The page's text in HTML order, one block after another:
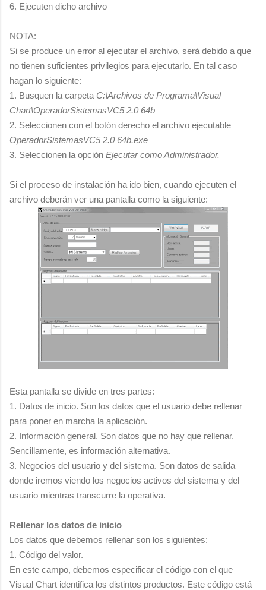
6. Ejecuten dicho archivo
NOTA:
Si se produce un error al ejecutar el archivo, será debido a que
no tienen suficientes privilegios para ejecutarlo. En tal caso
hagan lo siguiente:
1. Busquen la carpeta C:\Archivos de Programa\Visual
Chart\OperadorSistemasVC5 2.0 64b
2. Seleccionen con el botón derecho el archivo ejecutable
OperadorSistemasVC5 2.0 64b.exe
3. Seleccionen la opción Ejecutar como Administrador.
Si el proceso de instalación ha ido bien, cuando ejecuten el
archivo deberán ver una pantalla como la siguiente:
Esta pantalla se divide en tres partes:
1. Datos de inicio. Son los datos que el usuario debe rellenar
para poner en marcha la aplicación.
2. Información general. Son datos que no hay que rellenar.
Sencillamente, es información alternativa.
3. Negocios del usuario y del sistema. Son datos de salida
donde iremos viendo los negocios activos del sistema y del
usuario mientras transcurre la operativa.
Rellenar los datos de inicio
Los datos que debemos rellenar son los siguientes:
1. Código del valor.
En este campo, debemos especificar el código con el que
Visual Chart identifica los distintos productos. Este código está